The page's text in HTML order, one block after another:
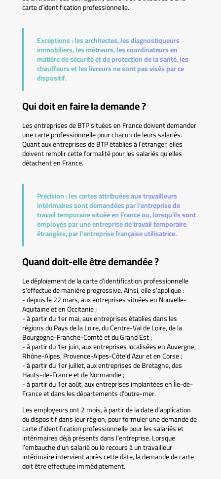
carte d’identification professionnelle.
Exceptions :les architectes, les diagnostiqueurs
immobiliers, les métreurs, les coordinateurs en
matière de sécurité et de protection de la santé, les
chauffeurs et les livreurs ne sont pas visés par ce
dispositif.
Qui doit en faire la demande ?
Les entreprises de BTP situées en France doivent demander
une carte professionnelle pour chacun de leurs salariés.
Quant aux entreprises de BTP établies à l’étranger, elles
doivent remplir cette formalité pour les salariés qu’elles
détachent en France.
Précision :les cartes attribuées aux travailleurs
intérimaires sont demandées par l’entreprise de
travail temporaire située en France ou, lorsqu’ils sont
employés par une entreprise de travail temporaire
étrangère, par l’entreprise française utilisatrice.
Quand doit-elle être demandée ?
Le déploiement de la carte d’identification professionnelle
s’effectue de manière progressive. Ainsi, elle s’applique :
- depuis le 22 mars, aux entreprises situées en Nouvelle-
Aquitaine et en Occitanie ;
- à partir du 1er mai, aux entreprises établies dans les
régions du Pays de la Loire, du Centre-Val de Loire, de la
Bourgogne-Franche-Comté et du Grand Est ;
- à partir du 1er juin, aux entreprises localisées en Auvergne,
Rhône-Alpes, Provence-Alpes-Côte d’Azur et en Corse ;
- à partir du 1er juillet, aux entreprises de Bretagne, des
Hauts-de-France et de Normandie ;
- à partir du 1er août, aux entreprises implantées en Île-de-
France et dans les départements d’outre-mer.
Les employeurs ont 2 mois, à partir de la date d’application
du dispositif dans leur région, pour formuler une demande de
carte d’identification professionnelle pour les salariés et
intérimaires déjà présents dans l’entreprise. Lorsque
l’embauche d’un salarié ou le recours à un travailleur
intérimaire intervient après cette date, la demande de carte
doit être effectuée immédiatement.